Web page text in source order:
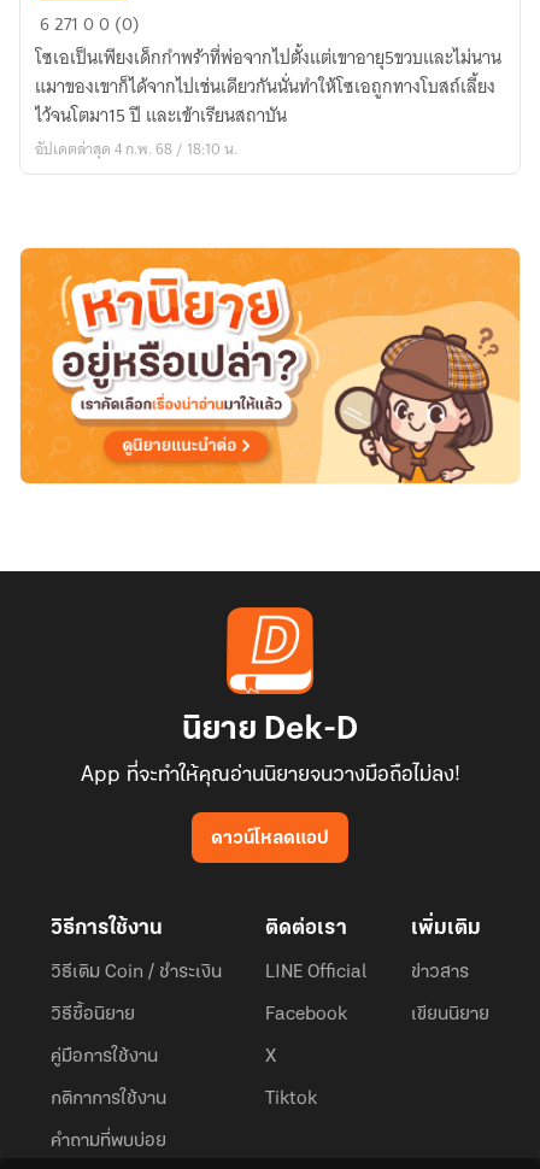
ผจญ
ภัย
ต่าง
โลก
กับ
เวทย์
627100 (0)
โซเอเป็นเพียงเด็กกำพร้าที่พ่อจากไปตั้งแต่เขาอายุ5ขวบและไม่นาน
แมาของเขาก็ได้จากไปเช่นเดียวกันนั่นทำให้โซเอถูกทางโบสถ์เลี้ยง
ไว้จนโตมา15 ปี และเข้าเรียนสถาบัน
อัปเดตล่าสุด 4 ก.พ. 68 / 18:10 น.
นิยาย Dek-D
App ที่จะทำให้คุณอ่านนิยายจนวางมือถือไม่ลง!
ดาวน์โหลดแอป
วิธีการใช้งาน
วิธีเติม Coin / ชำระเงิน
วิธีซื้อนิยาย
คู่มือการใช้งาน
กติกาการใช้งาน
คำถามที่พบบ่อย
ติดต่อเรา
LINE Official
Facebook
X
Tiktok
เพิ่มเติม
ข่าวสาร
เขียนนิยาย